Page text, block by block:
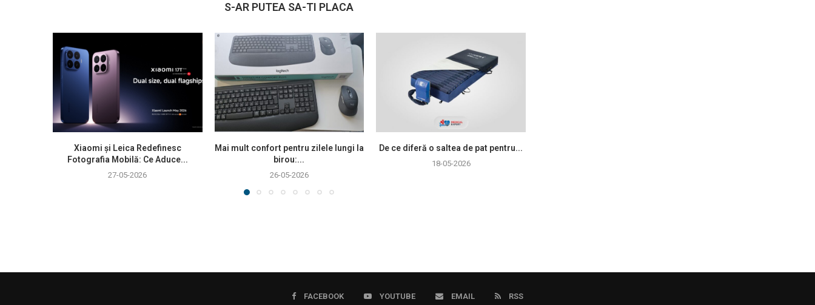
S-AR PUTEA SA-TI PLACA
Xiaomi și Leica Redefinesc
Fotografia Mobilă: Ce Aduce...
27-05-2026
Mai mult confort pentru zilele lungi la
birou:...
26-05-2026
De ce diferă o saltea de pat pentru...
18-05-2026
FACEBOOK YOUTUBE EMAIL RSS